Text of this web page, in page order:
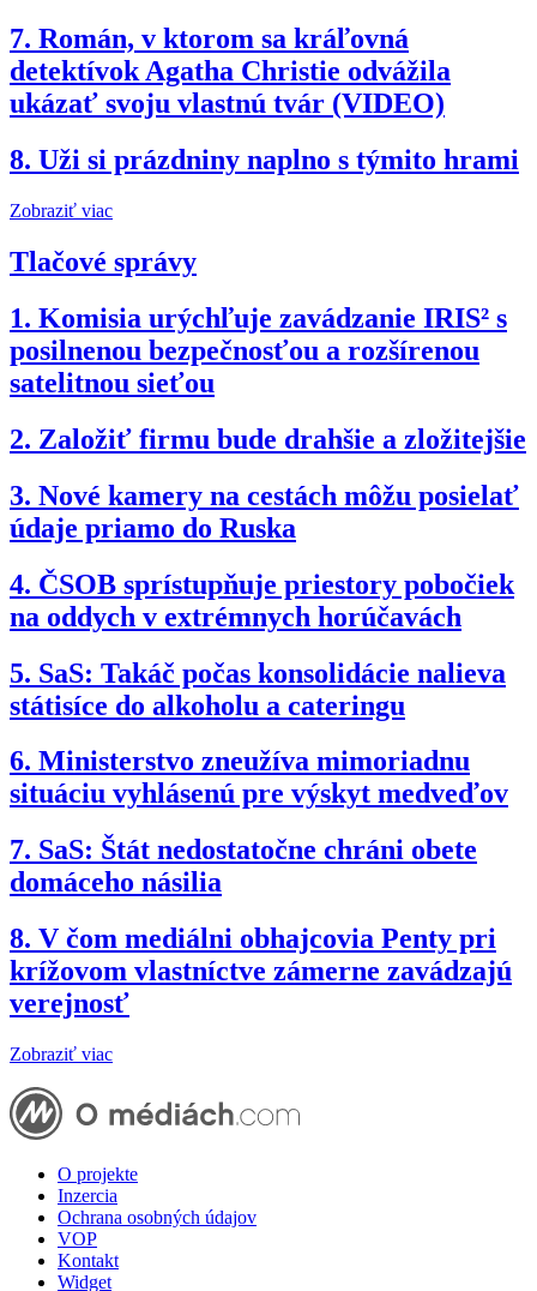
7. Román, v ktorom sa kráľovná
detektívok Agatha Christie odvážila
ukázať svoju vlastnú tvár (VIDEO)
8. Uži si prázdniny naplno s týmito hrami
Zobraziť viac
Tlačové správy
1. Komisia urýchľuje zavádzanie IRIS² s
posilnenou bezpečnosťou a rozšírenou
satelitnou sieťou
2. Založiť firmu bude drahšie a zložitejšie
3. Nové kamery na cestách môžu posielať
údaje priamo do Ruska
4. ČSOB sprístupňuje priestory pobočiek
na oddych v extrémnych horúčavách
5. SaS: Takáč počas konsolidácie nalieva
státisíce do alkoholu a cateringu
6. Ministerstvo zneužíva mimoriadnu
situáciu vyhlásenú pre výskyt medveďov
7. SaS: Štát nedostatočne chráni obete
domáceho násilia
8. V čom mediálni obhajcovia Penty pri
krížovom vlastníctve zámerne zavádzajú
verejnosť
Zobraziť viac
O projekte
Inzercia
Ochrana osobných údajov
VOP
Kontakt
Widget